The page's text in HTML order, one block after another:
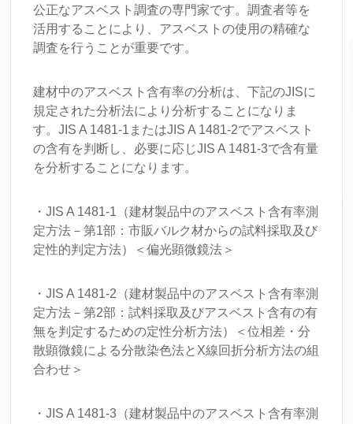
公正なアスベスト調査の専門家です。調査者等を
活用することにより、アスベストの使用の精確な
調査を行うことが重要です。
建材中のアスベスト含有率の分析は、下記のJISに
規定された分析法により分析することになりま
す。JIS A 1481-1またはJIS A 1481-2でアスベスト
の含有を判断し、必要に応じJIS A 1481-3で含有量
を分析することになります。
・JIS A 1481-1（建材製品中のアスベスト含有率測
定方法－第1部：市販バルク材からの試料採取及び
定性的判定方法）＜偏光顕微鏡法＞
・JIS A 1481-2（建材製品中のアスベスト含有率測
定方法－第2部：試料採取及びアスベスト含有の有
無を判定するための定性分析方法）＜位相差・分
散顕微鏡による分散染色法とX線回折分析方法の組
合わせ＞
・JIS A 1481-3（建材製品中のアスベスト含有率測